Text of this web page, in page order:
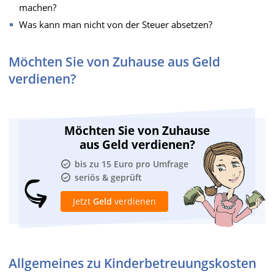
machen?
Was kann man nicht von der Steuer absetzen?
Möchten Sie von Zuhause aus Geld
verdienen?
Möchten Sie von Zuhause
aus Geld verdienen?
bis zu 15 Euro pro Umfrage
seriös & geprüft
Jetzt Geld verdienen
Allgemeines zu Kinderbetreuungskosten